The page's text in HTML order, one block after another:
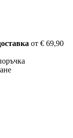
от € 69,90